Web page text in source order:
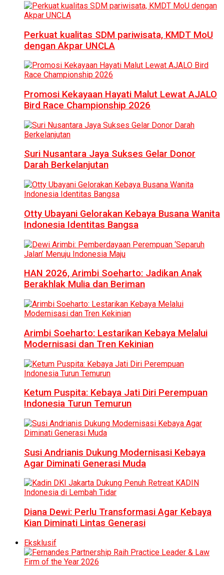
Perkuat kualitas SDM pariwisata, KMDT MoU
dengan Akpar UNCLA
Promosi Kekayaan Hayati Malut Lewat AJALO
Bird Race Championship 2026
Suri Nusantara Jaya Sukses Gelar Donor
Darah Berkelanjutan
Otty Ubayani Gelorakan Kebaya Busana Wanita
Indonesia Identitas Bangsa
HAN 2026, Arimbi Soeharto: Jadikan Anak
Berakhlak Mulia dan Beriman
Arimbi Soeharto: Lestarikan Kebaya Melalui
Modernisasi dan Tren Kekinian
Ketum Puspita: Kebaya Jati Diri Perempuan
Indonesia Turun Temurun
Susi Andrianis Dukung Modernisasi Kebaya
Agar Diminati Generasi Muda
Diana Dewi: Perlu Transformasi Agar Kebaya
Kian Diminati Lintas Generasi
Eksklusif